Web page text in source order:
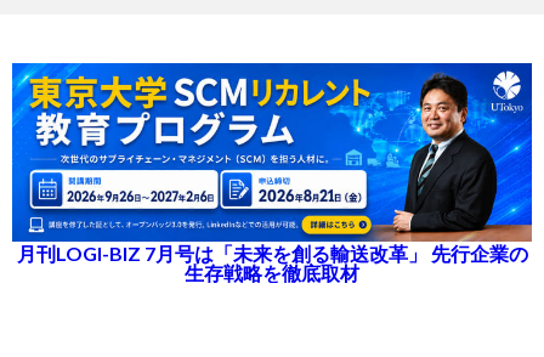
月刊LOGI-BIZ 7月号は「未来を創る輸送改革」 先行企業の
生存戦略を徹底取材